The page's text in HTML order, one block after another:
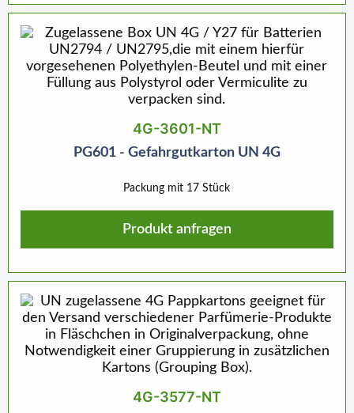
4G-3601-NT
PG601 - Gefahrgutkarton UN 4G
Packung mit 17 Stück
Produkt anfragen
4G-3577-NT